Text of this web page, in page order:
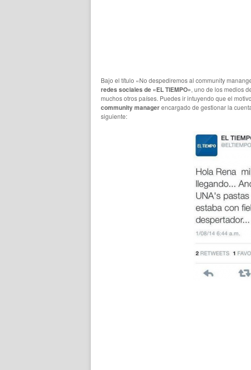
Bajo el título «No despediremos al community
redes sociales de «EL TIEMPO», uno de los medios
muchos otros países. Puedes ir intuyendo que el
community managerencargado de gestionar la
siguiente: